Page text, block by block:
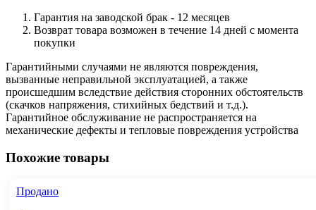
Гарантия на заводской брак - 12 месяцев
Возврат товара возможен в течение 14 дней с момента
покупки
Гарантийными случаями не являются повреждения,
вызванные неправильной эксплуатацией, а также
происшедшим вследствие действия сторонних обстоятельств
(скачков напряжения, стихийных бедствий и т.д.).
Гарантийное обслуживание не распространяется на
механические дефекты и тепловые повреждения устройства
Похожие товары
Продано